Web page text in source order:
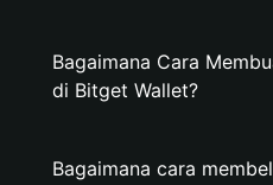
Bagaimana Cara
di Bitget Wallet?
Bagaimana cara